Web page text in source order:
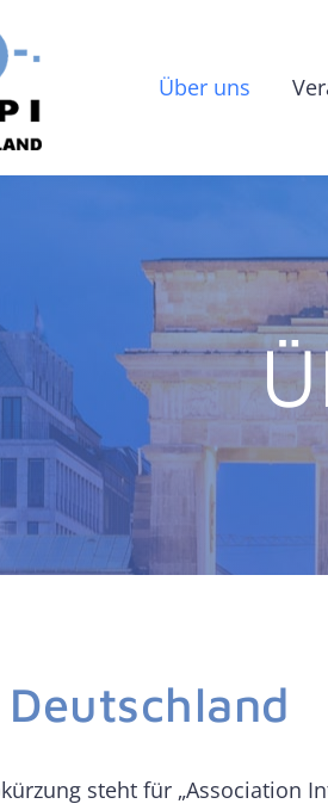
Über uns
Deutschland
steht für „Association